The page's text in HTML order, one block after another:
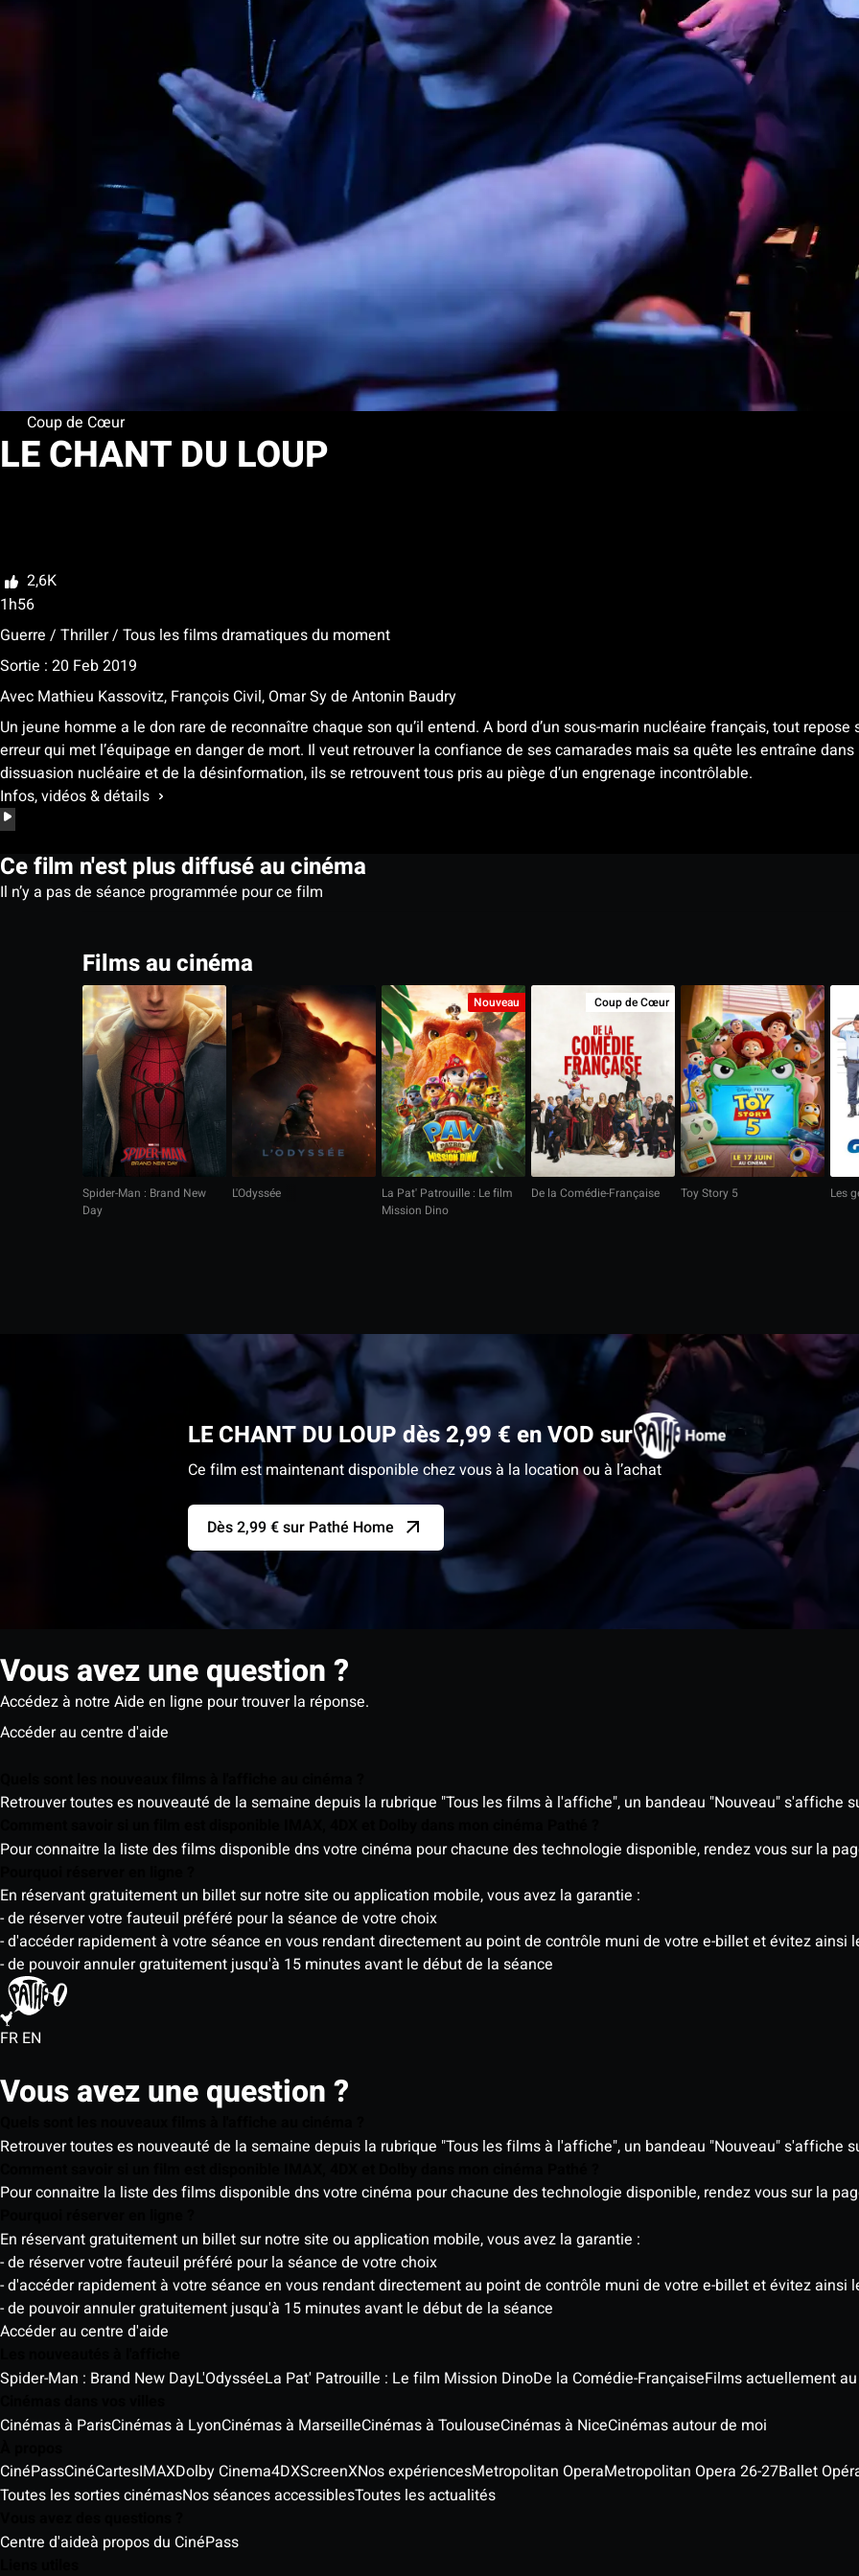
Coup de Cœur
LE CHANT DU LOUP
2,6K
1h56
Guerre / Thriller / Tous les films dramatiques du moment
Sortie : 20 Feb 2019
Avec Mathieu Kassovitz, François Civil, Omar Syde Antonin Baudry
Un jeune homme a le don rare de reconnaître chaque son qu’il entend. A bord d’un sous-marin nucléaire français, tout
erreur qui met l’équipage en danger de mort. Il veut retrouver la confiance de ses camarades mais sa quête les entraîne
dissuasion nucléaire et de la désinformation, ils se retrouvent tous pris au piège d’un engrenage incontrôlable.
Infos, vidéos & détails
Ce film n'est plus diffusé au cinéma
Il n’y a pas de séance programmée pour ce film
Films au cinéma
Spider-Man : Brand New
Day
L'Odyssée
La Pat' Patrouille : Le film
Mission Dino
Nouveau
De la Comédie-Française
Coup de Cœur
Toy Story 5 Les
LE CHANT DU LOUP dès 2,99 € en VOD sur
Ce film est maintenant disponible chez vous à la location ou à l’achat
Dès 2,99 € sur Pathé Home
Vous avez une question ?
Accédez à notre Aide en ligne pour trouver la réponse.
Accéder au centre d'aide
Retrouver toutes es nouveauté de la semaine depuis la rubrique "Tous les films à l'affiche", un bandeau "Nouveau" s'affiche
Pour connaitre la liste des films disponible dns votre cinéma pour chacune des technologie disponible, rendez vous sur la
En réservant gratuitement un billet sur notre site ou application mobile, vous avez la garantie :
- de réserver votre fauteuil préféré pour la séance de votre choix
- d'accéder rapidement à votre séance en vous rendant directement au point de contrôle muni de votre e-billet et évitez ainsi
- de pouvoir annuler gratuitement jusqu'à 15 minutes avant le début de la séance
FR EN
Vous avez une question ?
Retrouver toutes es nouveauté de la semaine depuis la rubrique "Tous les films à l'affiche", un bandeau "Nouveau" s'affiche
Pour connaitre la liste des films disponible dns votre cinéma pour chacune des technologie disponible, rendez vous sur la
En réservant gratuitement un billet sur notre site ou application mobile, vous avez la garantie :
- de réserver votre fauteuil préféré pour la séance de votre choix
- d'accéder rapidement à votre séance en vous rendant directement au point de contrôle muni de votre e-billet et évitez ainsi
- de pouvoir annuler gratuitement jusqu'à 15 minutes avant le début de la séance
Accéder au centre d'aide
Spider-Man : Brand New DayL'OdysséeLa Pat' Patrouille : Le film Mission DinoDe la Comédie-FrançaiseFilms actuellement
Cinémas à ParisCinémas à LyonCinémas à MarseilleCinémas à ToulouseCinémas à NiceCinémas autour de moi
CinéPassCinéCartesIMAXDolby Cinema4DXScreenXNos expériencesMetropolitan OperaMetropolitan Opera 26-27Ballet
Toutes les sorties cinémasNos séances accessiblesToutes les actualités
Centre d'aideà propos du CinéPass